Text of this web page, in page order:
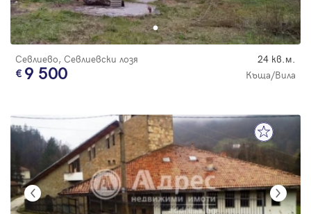
Севлиево, Севлиевски лозя 24 кв.м.
9 500 Къща/Вила